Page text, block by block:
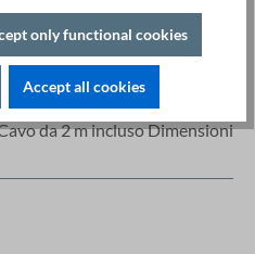
da 2 m incluso Dimensioni
only functional cookies
Accept all cookies